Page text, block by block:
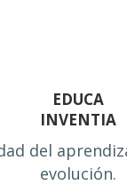
EDUCA
INVENTIA
del
evolución.